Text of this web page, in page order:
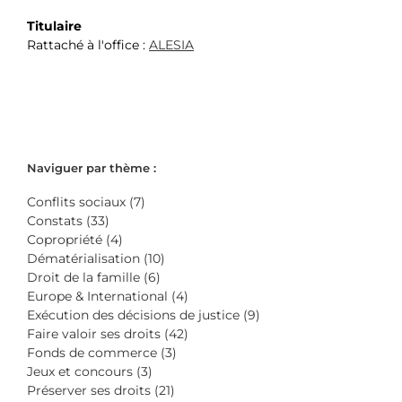
Titulaire
Rattaché à l'office : ALESIA
Naviguer par thème :
Conflits sociaux (7)
Constats (33)
Copropriété (4)
Dématérialisation (10)
Droit de la famille (6)
Europe & International (4)
Exécution des décisions de justice (9)
Faire valoir ses droits (42)
Fonds de commerce (3)
Jeux et concours (3)
Préserver ses droits (21)